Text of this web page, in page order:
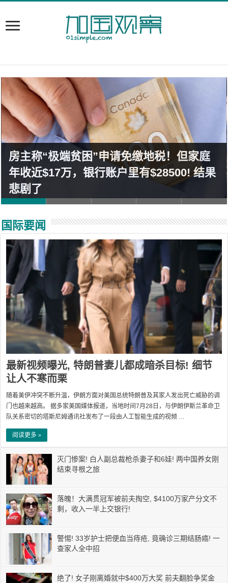
房主称“极端贫困”申请免缴地税！但家庭
年收近$17万，银行账户里有$28500! 结果
悲剧了
国际要闻
最新视频曝光, 特朗普妻儿都成暗杀目标! 细节
让人不寒而栗
随着美伊冲突不断升温，伊朗方面对美国总统特朗普及其家人发出死亡威胁的调
门也越来越高。 据多家美国媒体报道，当地时间7月28日，与伊朗伊斯兰革命卫
队关系密切的塔斯尼姆通讯社发布了一段由人工智能生成的视频 …
阅读更多 »
灭门惨案! 白人副总裁枪杀妻子和6娃! 两中国养女刚
结束寻根之旅
落魄！大满贯冠军被前夫掏空, $4100万家产分文不
剩，收入一半上交银行!
警惕! 33岁护士把便血当痔疮, 竟确诊三期结肠癌! 一
查家人全中招
绝了! 女子刚离婚就中$400万大奖 前夫翻脸争奖金